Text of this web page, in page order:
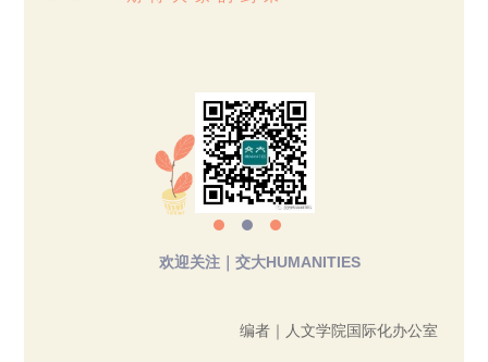
欢迎关注｜交大HUMANITIES
编者｜人文学院国际化办公室